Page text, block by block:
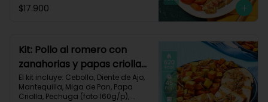
Monterey Jack, Tomate, Zanahoria,
Proteínas 39g
$17.900
Kit: Pollo al romero con
zanahorias y papas criollas
asadas-59
El kit incluye: Cebolla, Diente de Ajo,
Mantequilla, Miga de Pan, Papa
Criolla, Pechuga (foto 160g/p),